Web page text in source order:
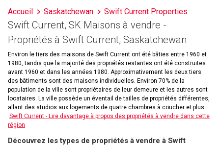
Accueil Saskatchewan Swift Current Properties
Swift Current, SK Maisons à vendre -
Propriétés à Swift Current, Saskatchewan
Environ le tiers des maisons de Swift Current ont été bâties entre 1960 et
1980, tandis que la majorité des propriétés restantes ont été construites
avant 1960 et dans les années 1980. Approximativement les deux tiers
des bâtiments sont des maisons individuelles. Environ 70% de la
population de la ville sont propriétaires de leur demeure et les autres sont
locataires. La ville possède un éventail de tailles de propriétés différentes,
allant des studios aux logements de quatre chambres à coucher et plus.
Swift Current - Lire davantage à propos des propriétés à vendre dans cette
région
Découvrez les types de propriétés à vendre à Swift